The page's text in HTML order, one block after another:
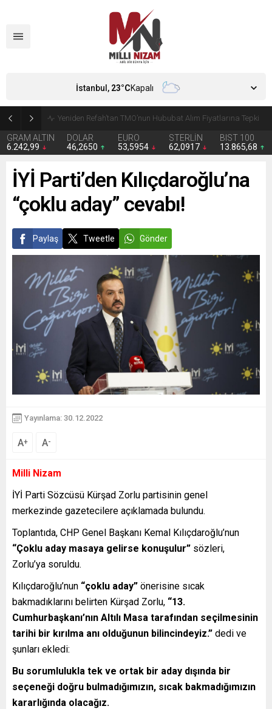
CHP’de Günaydın ve Başarır’ın grup başkanvekilliği düştü
GRAM ALTIN
6.242,99
DOLAR
46,2650
EURO
53,5954
STERLİN
62,0917
BIST 100
13.865,68
İstanbul, 23°CKapalı
İYİ Parti’den Kılıçdaroğlu’na
“çoklu aday” cevabı!
Paylaş Tweetle Gönder
Yayınlama: 30.12.2022
A+ A-
Milli Nizam
İYİ Parti Sözcüsü Kürşad Zorlu partisinin genel
merkezinde gazetecilere açıklamada bulundu.
Toplantıda, CHP Genel Başkanı Kemal Kılıçdaroğlu’nun
“Çoklu aday masaya gelirse konuşulur” sözleri,
Zorlu’ya soruldu.
Kılıçdaroğlu’nun “çoklu aday” önerisine sıcak
bakmadıklarını belirten Kürşad Zorlu, “13.
Cumhurbaşkanı’nın Altılı Masa tarafından seçilmesinin
tarihi bir kırılma anı olduğunun bilincindeyiz.” dedi ve
şunları ekledi:
Bu sorumlulukla tek ve ortak bir aday dışında bir
seçeneği doğru bulmadığımızın, sıcak bakmadığımızın
kararlığında olacağız.